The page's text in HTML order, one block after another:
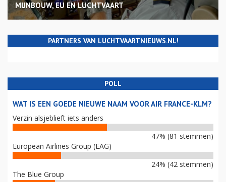
MIJNBOUW, EU EN LUCHTVAART
PARTNERS VAN LUCHTVAARTNIEUWS.NL!
POLL
WAT IS EEN GOEDE NIEUWE NAAM VOOR AIR FRANCE-KLM?
Verzin alsjeblieft iets anders
47% (81 stemmen)
European Airlines Group (EAG)
24% (42 stemmen)
The Blue Group